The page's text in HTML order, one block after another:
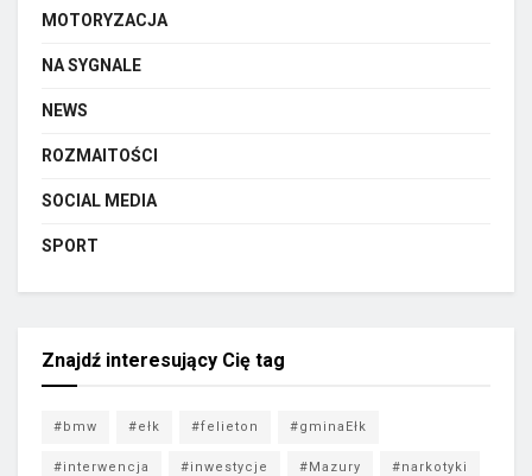
MOTORYZACJA
NA SYGNALE
NEWS
ROZMAITOŚCI
SOCIAL MEDIA
SPORT
Znajdź interesujący Cię tag
#bmw #ełk #felieton #gminaEłk
#interwencja #inwestycje #Mazury #narkotyki